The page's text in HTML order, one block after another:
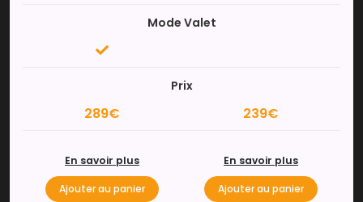
Mode Valet
Prix
289€ 239€
En savoir plus
Ajouter au panier
En savoir plus
Ajouter au panier